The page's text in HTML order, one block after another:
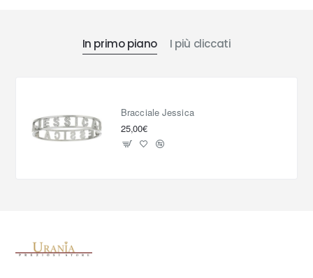
In primo piano I più cliccati
Bracciale Jessica
25,00€